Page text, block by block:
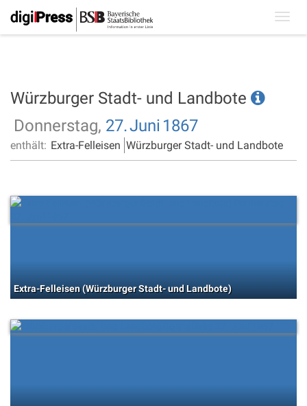
Würzburger Stadt- und Landbote
Donnerstag, 27.Juni 1867
enthält: Extra-Felleisen Würzburger Stadt- und Landbote
Extra-Felleisen (Würzburger Stadt- und Landbote)